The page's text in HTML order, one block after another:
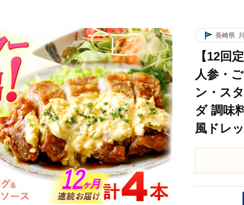
長崎県
【12回
人参・
ン・ス
ダ 調味
風ドレ